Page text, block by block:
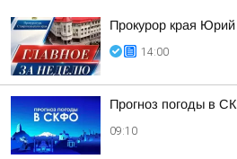
Прокурор края
14:00
Прогноз погоды в
09:10